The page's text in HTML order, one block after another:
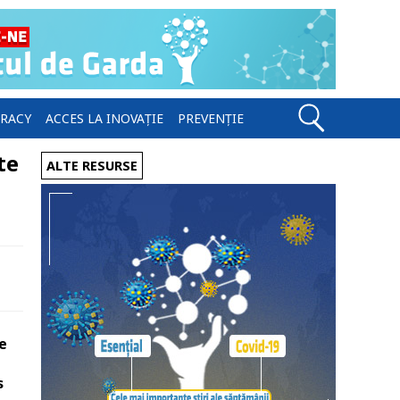
ACCES LA INOVAȚIE PREVENȚIE
ALTE RESURSE